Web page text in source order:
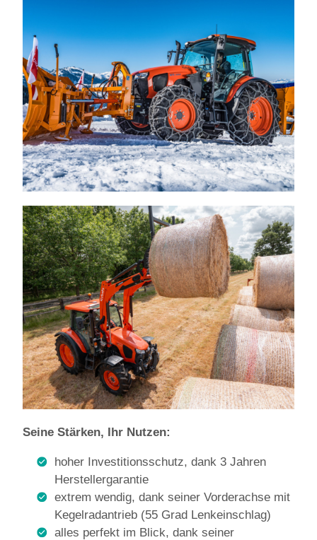
Seine Stärken, Ihr Nutzen:
hoher Investitionsschutz, dank 3 Jahren
Herstellergarantie
extrem wendig, dank seiner Vorderachse mit
Kegelradantrieb (55 Grad Lenkeinschlag)
alles perfekt im Blick, dank seiner